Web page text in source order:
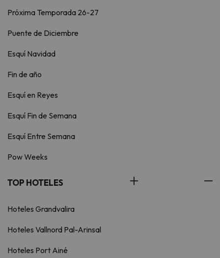
Próxima Temporada 26-27
Puente de Diciembre
Esquí Navidad
Fin de año
Esquí en Reyes
Esquí Fin de Semana
Esquí Entre Semana
Pow Weeks
TOP HOTELES
Hoteles Grandvalira
Hoteles Vallnord Pal-Arinsal
Hoteles Port Ainé